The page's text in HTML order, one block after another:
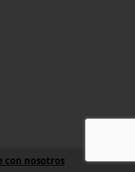
con nosotros